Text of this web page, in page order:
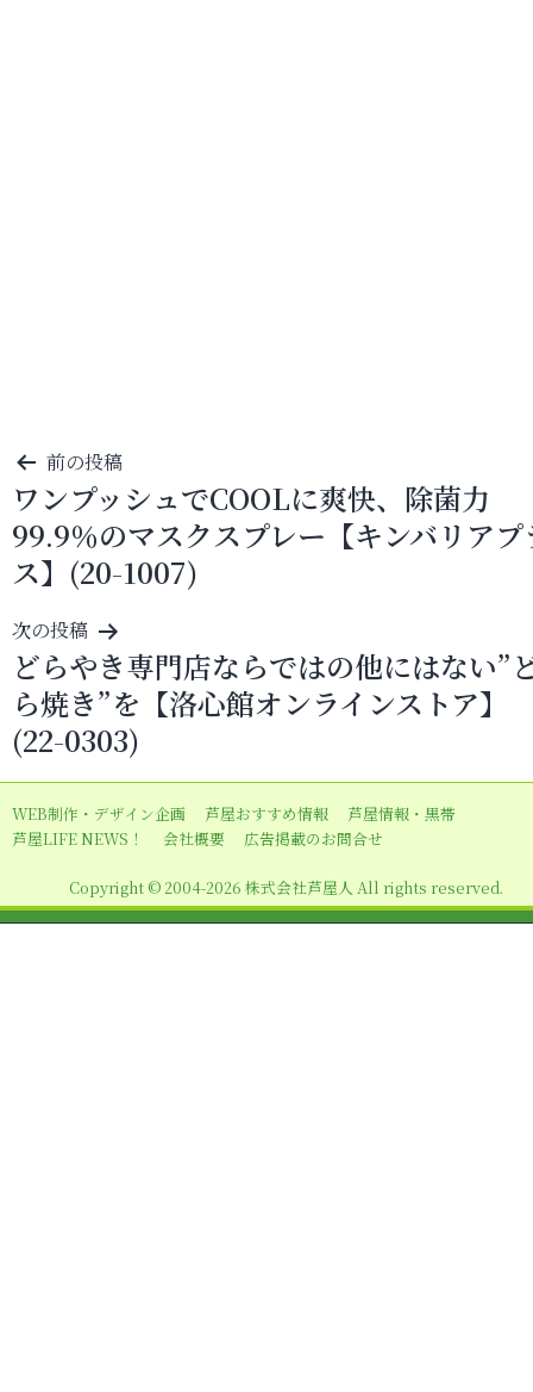
投
稿
ナ
ビ
ゲ
ー
シ
ョ
ン
前の投稿
ワンプッシュでCOOLに爽快、除菌力
99.9％のマスクスプレー【キンバリアプ
ス】(20-1007)
次の投稿
どらやき専門店ならではの他にはない”
ら焼き”を【洛心館オンラインストア】
(22-0303)
WEB制作・デザイン企画 芦屋おすすめ情報
芦屋情報・黒帯
芦屋LIFE NEWS！
会社概要 広告掲載のお問合せ
Copyright © 2004-2026 株式会社芦屋人 All rights reserved.